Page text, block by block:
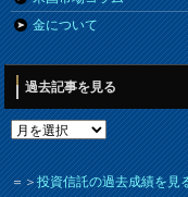
金について
過去記事を見る
＝＞投資信託の過去成績を見